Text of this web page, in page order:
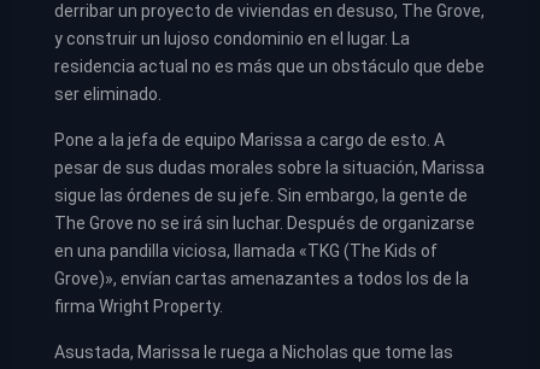
derribar un proyecto de viviendas en desuso, The Grove,
y construir un lujoso condominio en el lugar. La
residencia actual no es más que un obstáculo que debe
ser eliminado.
Pone a la jefa de equipo Marissa a cargo de esto. A
pesar de sus dudas morales sobre la situación, Marissa
sigue las órdenes de su jefe. Sin embargo, la gente de
The Grove no se irá sin luchar. Después de organizarse
en una pandilla viciosa, llamada «TKG (The Kids of
Grove)», envían cartas amenazantes a todos los de la
firma Wright Property.
Asustada, Marissa le ruega a Nicholas que tome las